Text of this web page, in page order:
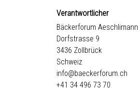
Verantwortlicher
Bäckerforum Aeschlimann
Dorfstrasse 9
3436 Zollbrück
Schweiz
info@baeckerforum.ch
+41 34 496 73 70